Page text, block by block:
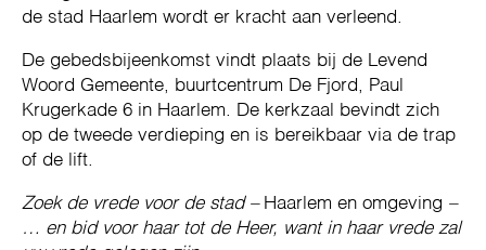
de stad Haarlem wordt er kracht aan verleend.
De gebedsbijeenkomst vindt plaats bij de Levend
Woord Gemeente, buurtcentrum De Fjord, Paul
Krugerkade 6 in Haarlem. De kerkzaal bevindt zich
op de tweede verdieping en is bereikbaar via de trap
of de lift.
Zoek de vrede voor de stad – Haarlem en omgeving –
… en bid voor haar tot de Heer, want in haar vrede zal